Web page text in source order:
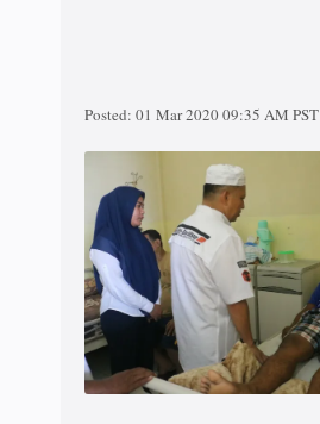
Posted: 01 Mar 2020 09:35 AM PST